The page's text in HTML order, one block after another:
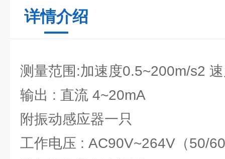
详情介绍
测量范围:加速度0.5~200m/s2
输出 : 直流 4~20mA
附振动感应器一只
工作电压 : AC90V~264V（50/